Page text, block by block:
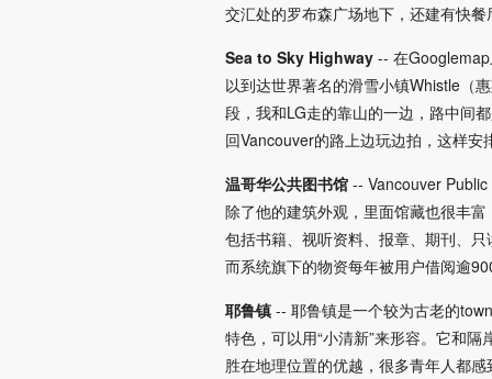
交汇处的罗布森广场地下，还建有快
Sea to Sky Highway -- 在
以到达世界著名的滑雪小镇Whistle（
段，我和LG走的靠山的一边，路中间
回Vancouver的路上边玩边拍，这样安
温哥华公共图书馆 -- Vancouver
除了他的建筑外观，里面馆藏也很丰
包括书籍、视听资料、报章、期刊、
而系统旗下的物资每年被用户借阅逾
耶鲁镇 -- 耶鲁镇是一个较为古老的
特色，可以用“小清新”来形容。它和
胜在地理位置的优越，很多青年人都